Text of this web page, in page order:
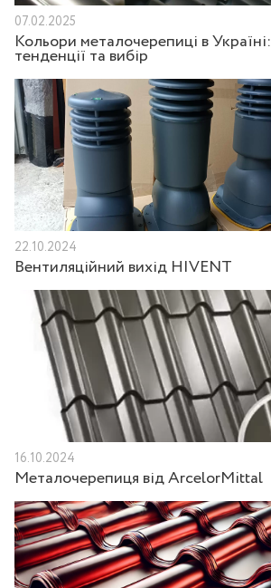
07.02.2025
Кольори металочерепиці в Україні:
тенденції та вибір
22.10.2024
Вентиляційний вихід HIVENT
16.10.2024
Металочерепиця від ArcelorMittal